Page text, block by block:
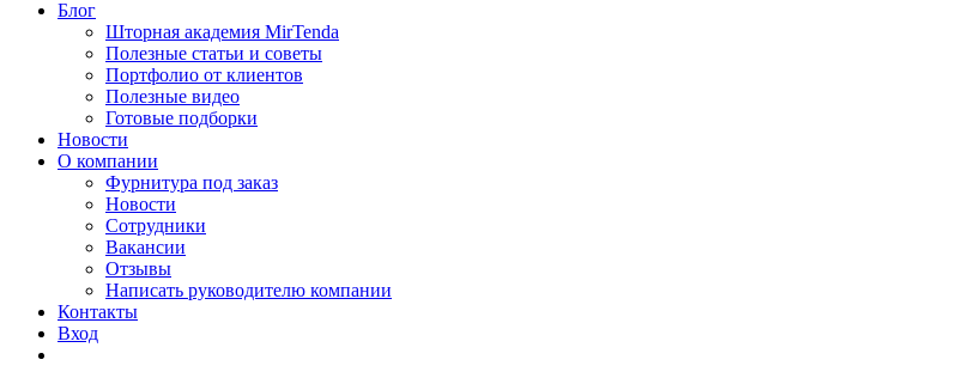
Блог
Шторная академия MirTenda
Полезные статьи и советы
Портфолио от клиентов
Полезные видео
Готовые подборки
Новости
О компании
Фурнитура под заказ
Новости
Сотрудники
Вакансии
Отзывы
Написать руководителю компании
Контакты
Вход